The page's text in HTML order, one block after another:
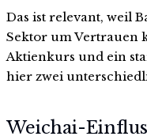
Das ist relevant, weil
Sektor um Vertrauen
Aktienkurs und ein
hier zwei
Weichai-